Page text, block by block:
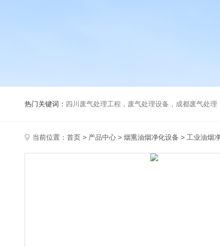
热门关键词： 四川废气处理工程，废气处理设备，成都废气处理，巴歇尔槽，活性炭除
当前位置： 首页 > 产品中心 > 烟熏油烟净化设备 > 工业油烟